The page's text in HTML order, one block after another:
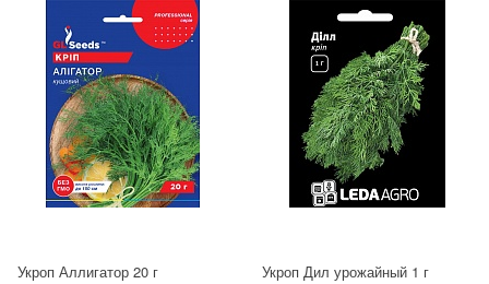
Укроп Аллигатор 20 г Укроп Дил урожайный 1 г